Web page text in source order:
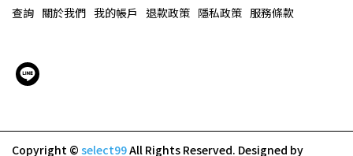
查詢 關於我們 我的帳戶 退款政策 隱私政策 服務條款
Copyright © select99All Rights Reserved. Designed by